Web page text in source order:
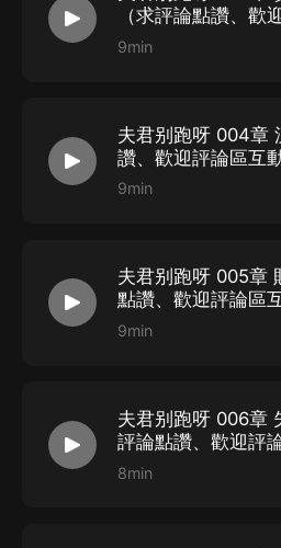
（求評論點讚、歡
~）
9min
夫君别跑呀 004章
讚、歡迎評論區互
9min
夫君别跑呀 005章
點讚、歡迎評論區
9min
夫君别跑呀 006章
評論點讚、歡迎評
8min